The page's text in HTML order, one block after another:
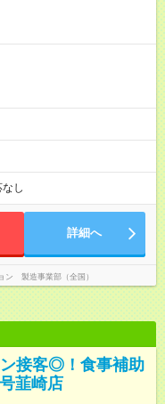
し
詳細へ
ン 製造事業部（全国）
接客◎！食事補助
韮崎店